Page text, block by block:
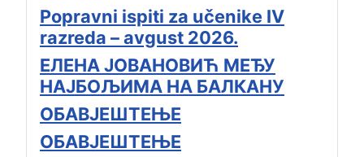
Popravni ispiti za učenike IV
razreda – avgust 2026.
ЕЛЕНА ЈОВАНОВИЋ МЕЂУ
НАЈБОЉИМА НА БАЛКАНУ
ОБАВЈЕШТЕЊЕ
ОБАВЈЕШТЕЊЕ